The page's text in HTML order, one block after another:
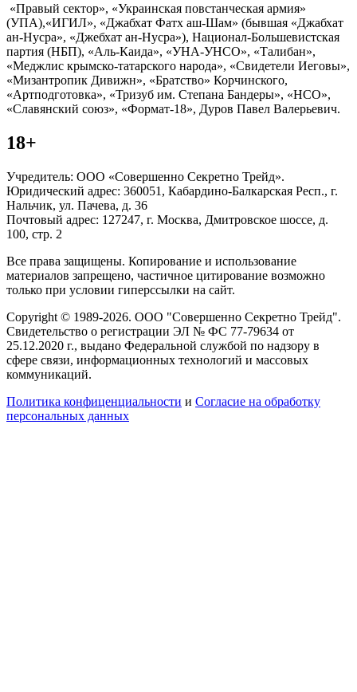
«Правый сектор», «Украинская повстанческая армия»
(УПА),«ИГИЛ», «Джабхат Фатх аш-Шам» (бывшая «Джабхат
ан-Нусра», «Джебхат ан-Нусра»), Национал-Большевистская
партия (НБП), «Аль-Каида», «УНА-УНСО», «Талибан»,
«Меджлис крымско-татарского народа», «Свидетели Иеговы»,
«Мизантропик Дивижн», «Братство» Корчинского,
«Артподготовка», «Тризуб им. Степана Бандеры», «НСО»,
«Славянский союз», «Формат-18», Дуров Павел Валерьевич.
18+
Учредитель: ООО «Совершенно Секретно Трейд».
Юридический адрес: 360051, Кабардино-Балкарская Респ., г.
Нальчик, ул. Пачева, д. 36
Почтовый адрес: 127247, г. Москва, Дмитровское шоссе, д.
100, стр. 2
Все права защищены. Копирование и использование
материалов запрещено, частичное цитирование возможно
только при условии гиперссылки на сайт.
Copyright © 1989-2026. ООО "Совершенно Секретно Трейд".
Свидетельство о регистрации ЭЛ № ФС 77-79634 от
25.12.2020 г., выдано Федеральной службой по надзору в
сфере связи, информационных технологий и массовых
коммуникаций.
Политика конфиценциальности и Согласие на обработку
персональных данных